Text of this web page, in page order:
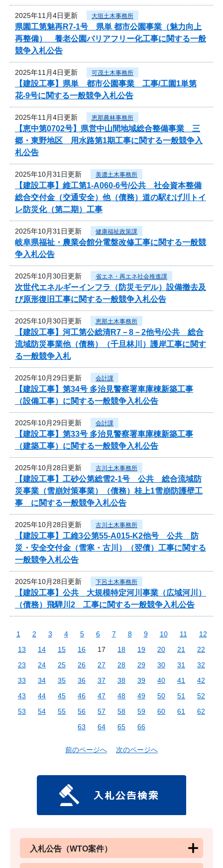
2025年11月4日更新 大垣土木事務所
県園工第魅再R7-1号 県単 都市公園事業（魅力向上
再整備） 養老公園バリアフリー化工事に関する一般
競争入札公告
2025年11月4日更新 可茂土木事務所
【建設工事】県単 都市公園事業 工事/工園1単第
花-9号に関する一般競争入札公告
2025年11月4日更新 恵那農林事務所
【恵中第0702号】県営中山間地域総合整備事業 三
郷・東野地区 用水路第1期工事に関する一般競争入
札公告
2025年10月31日更新 美濃土木事務所
【建設工事】維工第1-A060-6号/公共 社会資本整備
総合交付金（交通安全）他（債務）道の駅むげ川トイ
レ防災化（第二期）工事
2025年10月31日更新 健康福祉政策課
岐阜県福祉・農業会館分電盤改修工事に関する一般競
争入札公告
2025年10月30日更新 省エネ・再エネ社会推進課
次世代エネルギーインフラ（防災モデル）設備撤去及
び原形復旧工事に関する一般競争入札公告
2025年10月30日更新 恵那土木事務所
【建設工事】河工第公総清R7－8－2他号/公共 総合
流域防災事業他（債務）（千旦林川）護岸工事に関す
る一般競争入札
2025年10月29日更新 会計課
【建設工事】第34号 多治見警察署車庫棟新築工事
（設備工事）に関する一般競争入札公告
2025年10月29日更新 会計課
【建設工事】第33号 多治見警察署車庫棟新築工事
（建築工事）に関する一般競争入札公告
2025年10月28日更新 古川土木事務所
【建設工事】工砂公第総雪2-1号 公共 総合流域防
災事業（雪崩対策事業）（債務）桂上1雪崩防護壁工
事 に関する一般競争入札公告
2025年10月28日更新 古川土木事務所
【建設工事】工維3公第55-A015-K2他号 公共 防
災・安全交付金（雪寒・古川）（翌債）工事に関する
一般競争入札公告
2025年10月28日更新 下呂土木事務所
【建設工事】公共 大規模特定河川事業（広域河川）
（債務）飛騨川2 工事に関する一般競争入札公告
1 2 3 4 5 6 7 8 9 10 11
12
13
14 15 16 17 18 19 20 21
22
23
24 25 26 27 28 29 30 31
32
33
34 35 36 37 38 39 40 41
42
43
44 45 46 47 48 49 50 51
52
53
54 55 56 57 58 59 60 61
62
63
64 65 66
前のページへ 次のページへ
入札公告（WTO案件）